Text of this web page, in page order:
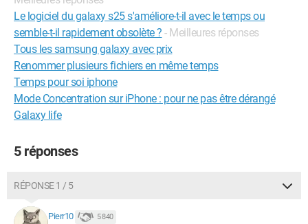
Le logiciel du galaxy s25 s'améliore-t-il avec le temps ou
semble-t-il rapidement obsolète ? - Meilleures réponses
Tous les samsung galaxy avec prix
Renommer plusieurs fichiers en même temps
Temps pour soi iphone
Mode Concentration sur iPhone : pour ne pas être dérangé
Galaxy life
5 réponses
RÉPONSE 1 / 5
Pierr10 5 840